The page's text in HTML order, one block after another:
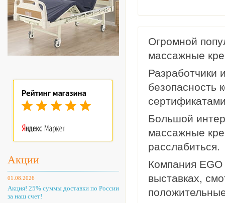
Акции
01.08.2026
Акция! 25% суммы доставки по России
за наш счет!
Огромной
массажные
Разработчики
безопасность
Большой
массажные
расслабиться.
Компания
выставках,